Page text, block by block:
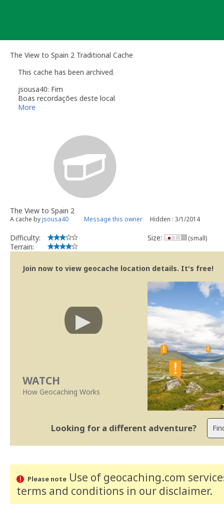
The View to Spain 2 Traditional Cache
This cache has been archived.
jsousa40: Fim
Boas recordações deste local
More
The View to Spain 2
A cache byjsousa40 Message this owner Hidden : 3/1/2014
Difficulty:
Terrain:
Size: (small)
Join now to view geocache location details. It's free!
WATCH
How Geocaching Works
Looking for a different adventure?
Please noteUse of geocaching.com
terms and conditions in our disclaimer.